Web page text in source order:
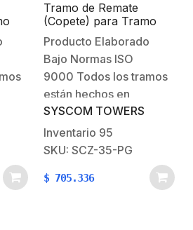
y
Tramo de Remate
(Copete) para Tramo
STZ-35G Galvanizado
por Inmersión en
Caliente con Opresores
para Pararrayo.
Producto Elaborado
Bajo Normas ISO
9000 Todos los tramos
están hechos en
formadores de alta
precisión por lo cuál su
torre quedará
perfectamente recta y
vertical sin necesidad
SYSCOM TOWERS
Inventario 95
SKU: SCZ-35-PG
$ 705.336